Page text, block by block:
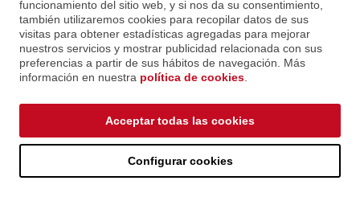
DCE-1 IN-LINE CONTROLLER
Precios al iniciar sesión.
funcionamiento del sitio web, y si nos da su consentimiento,
también utilizaremos cookies para recopilar datos de sus
visitas para obtener estadísticas agregadas para mejorar
nuestros servicios y mostrar publicidad relacionada con sus
preferencias a partir de sus hábitos de navegación. Más
información en nuestra política de cookies
Configurar cookies
Acceptar todas las cookies